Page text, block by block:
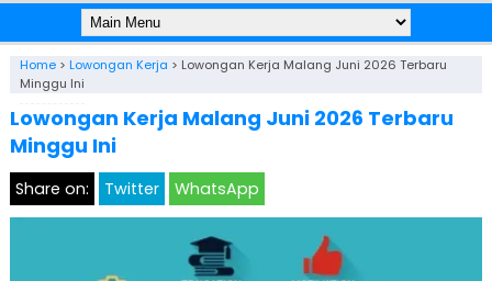
Home> Lowongan Kerja > Lowongan Kerja Malang Juni 2026 Terbaru
Minggu Ini
Lowongan Kerja Malang Juni 2026 Terbaru
Minggu Ini
Share on: Twitter WhatsApp